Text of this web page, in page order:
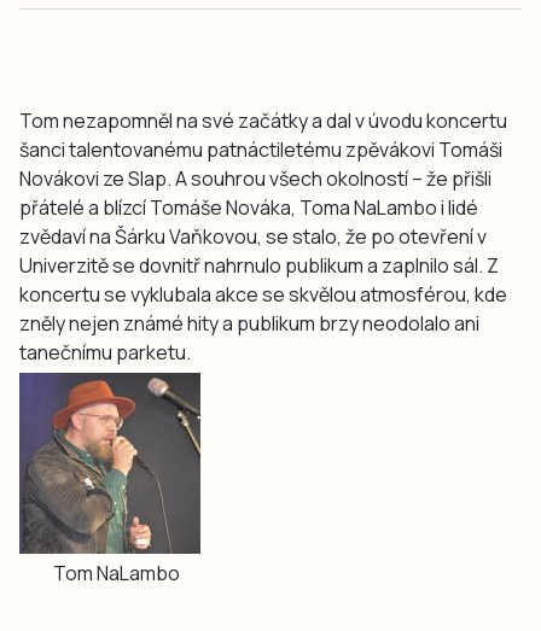
Tom nezapomněl na své začátky a dal v úvodu koncertu
šanci talentovanému patnáctiletému zpěvákovi Tomáši
Novákovi ze Slap. A souhrou všech okolností – že přišli
přátelé a blízcí Tomáše Nováka, Toma NaLambo i lidé
zvědaví na Šárku Vaňkovou, se stalo, že po otevření v
Univerzitě se dovnitř nahrnulo publikum a zaplnilo sál. Z
koncertu se vyklubala akce se skvělou atmosférou, kde
zněly nejen známé hity a publikum brzy neodolalo ani
tanečnímu parketu.
Tom NaLambo